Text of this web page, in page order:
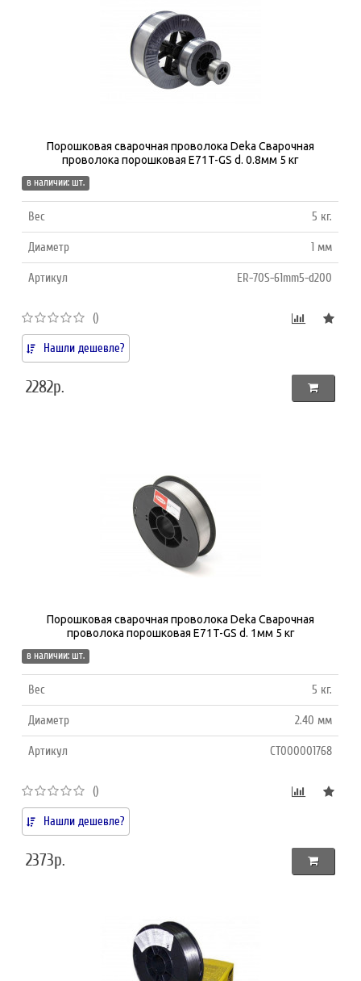
Порошковая сварочная проволока Deka Сварочная
проволока порошковая E71T-GS d. 0.8мм 5 кг
в наличии: шт.
Вес 5 кг.
Диаметр 1 мм
Артикул ER-70S-61mm5-d200
()
Нашли дешевле?
2282р.
Порошковая сварочная проволока Deka Сварочная
проволока порошковая E71T-GS d. 1мм 5 кг
в наличии: шт.
Вес 5 кг.
Диаметр 2.40 мм
Артикул СТ000001768
()
Нашли дешевле?
2373р.